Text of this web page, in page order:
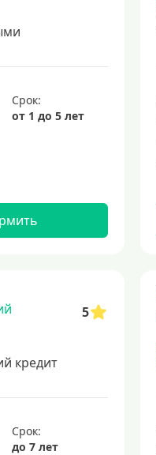
Срок:
от 1 до 5 лет
5
кредит
Срок:
до 7 лет